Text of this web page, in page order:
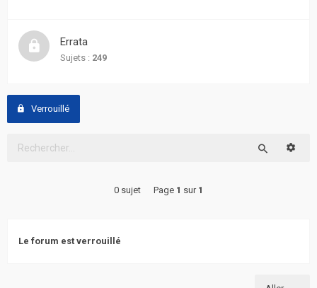
Recherche
avancée
FAQ
Errata
Sujets : 249
Verrouillé
0 sujet Page 1 sur 1
Le forum est verrouillé